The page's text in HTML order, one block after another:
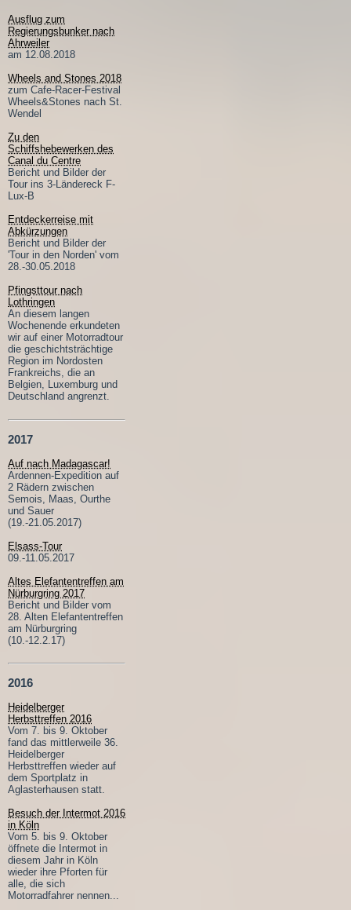
Ausflug zum
Regierungsbunker nach
Ahrweiler
am 12.08.2018
Wheels and Stones 2018
zum Cafe-Racer-Festival
Wheels&Stones nach St.
Wendel
Zu den
Schiffshebewerken des
Canal du Centre
Bericht und Bilder der
Tour ins 3-Ländereck F-
Lux-B
Entdeckerreise mit
Abkürzungen
Bericht und Bilder der
'Tour in den Norden' vom
28.-30.05.2018
Pfingsttour nach
Lothringen
An diesem langen
Wochenende erkundeten
wir auf einer Motorradtour
die geschichtsträchtige
Region im Nordosten
Frankreichs, die an
Belgien, Luxemburg und
Deutschland angrenzt.
2017
Auf nach Madagascar!
Ardennen-Expedition auf
2 Rädern zwischen
Semois, Maas, Ourthe
und Sauer
(19.-21.05.2017)
Elsass-Tour
09.-11.05.2017
Altes Elefantentreffen am
Nürburgring 2017
Bericht und Bilder vom
28. Alten Elefantentreffen
am Nürburgring
(10.-12.2.17)
2016
Heidelberger
Herbsttreffen 2016
Vom 7. bis 9. Oktober
fand das mittlerweile 36.
Heidelberger
Herbsttreffen wieder auf
dem Sportplatz in
Aglasterhausen statt.
Besuch der Intermot 2016
in Köln
Vom 5. bis 9. Oktober
öffnete die Intermot in
diesem Jahr in Köln
wieder ihre Pforten für
alle, die sich
Motorradfahrer nennen...